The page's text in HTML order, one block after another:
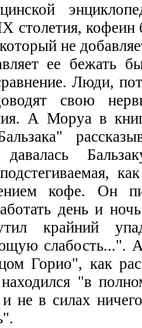
столетия, кофеин
не
ее бежать
Люди,
свою
А Моруа в
кофе. Он
день и
крайний
слабость...".
Горио", как
находился "в
и не в силах